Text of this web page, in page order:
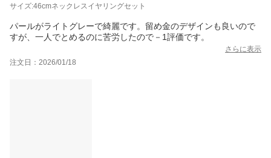
サイズ:46cmネックレスイヤリングセット
パールがライトグレーで綺麗です。留め金のデザインも良いので
すが、一人でとめるのに苦労したので－1評価です。
さらに表示
注文日：2026/01/18